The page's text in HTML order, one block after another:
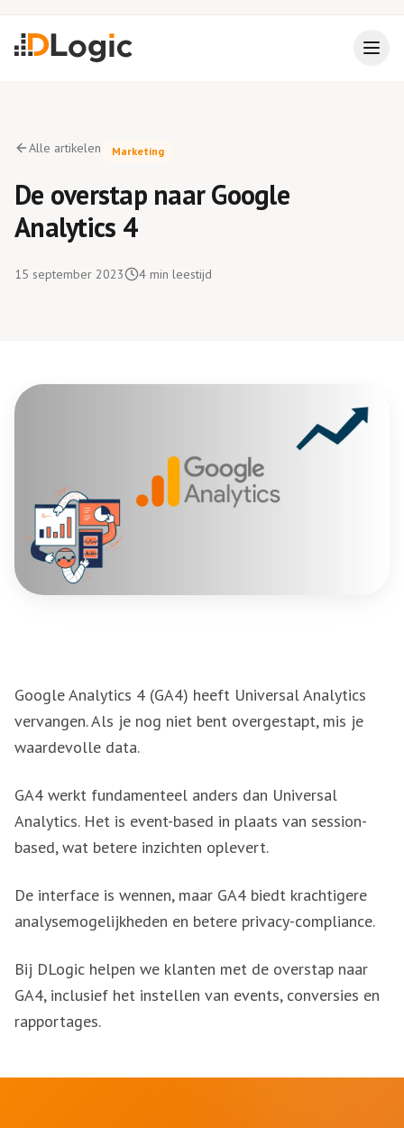
Alle artikelen Marketing
De overstap naar Google
Analytics 4
15 september 2023 4 min leestijd
Google Analytics 4 (GA4) heeft Universal Analytics
vervangen. Als je nog niet bent overgestapt, mis je
waardevolle data.
GA4 werkt fundamenteel anders dan Universal
Analytics. Het is event-based in plaats van session-
based, wat betere inzichten oplevert.
De interface is wennen, maar GA4 biedt krachtigere
analysemogelijkheden en betere privacy-compliance.
Bij DLogic helpen we klanten met de overstap naar
GA4, inclusief het instellen van events, conversies en
rapportages.